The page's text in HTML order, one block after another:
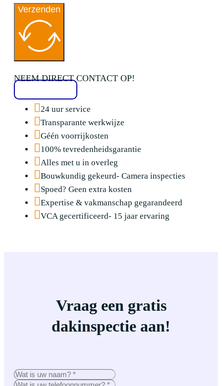
Verzenden
NEEM DIRECT CONTACT OP!
24 uur service
Transparante werkwijze
Géén voorrijkosten
100% tevredenheidsgarantie
Alles met u in overleg
Bouwkundig gekeurd- Camera inspecties
Spoed? Geen extra kosten
Expertise & vakmanschap gegarandeerd
VCA gecertificeerd- 15 jaar ervaring
Vraag een gratis
dakinspectie aan!